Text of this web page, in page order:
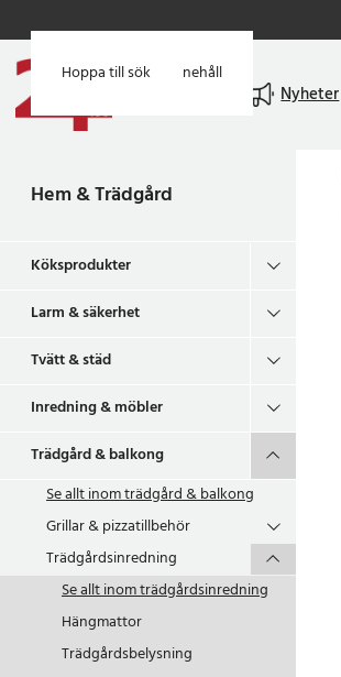
Hoppa till huvudinnehåll
Hoppa till sök
Nyheter
Hem & Trädgård
Köksprodukter
Larm & säkerhet
Tvätt & städ
Inredning & möbler
Trädgård & balkong
Se allt inomträdgård & balkong
Grillar & pizzatillbehör
Trädgårdsinredning
Se allt inomträdgårdsinredning
Hängmattor
Trädgårdsbelysning